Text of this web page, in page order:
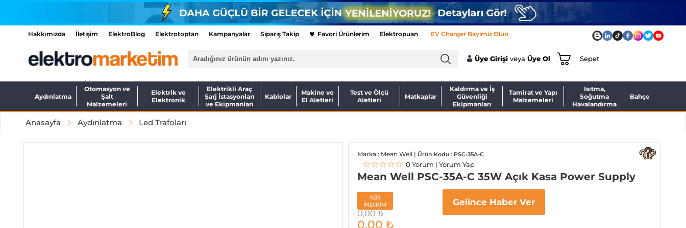
Hakkımızda İletişim ElektroBlog Elektrotoptan Kampanyalar Sipariş Takip ♥ Favori Ürünlerim Elektropuan EV Charger Bayimiz Olun
Üye Girişi veyaÜye Ol Sepet
Aydınlatma
Otomasyon ve
Şalt
Malzemeleri
Elektrik ve
Elektronik
Elektrikli Araç
Şarj İstasyonları
ve Ekipmanları
Kablolar
Makine ve
El Aletleri
Test ve Ölçü
Aletleri
Matkaplar
Kaldırma ve İş
Güvenliği
Ekipmanları
Tamirat ve Yapı
Malzemeleri
Isıtma,
Soğutma
Havalandırma
Bahçe
Anasayfa Aydınlatma Led Trafoları
Marka : Mean Well | Ürün Kodu : PSC-35A-C
☆☆☆☆☆ 0 Yorum | Yorum Yap
Mean Well PSC-35A-C 35W Açık Kasa Power Supply
%39
İNDİRİM
0,00₺
0,00 ₺
Gelince Haber Ver